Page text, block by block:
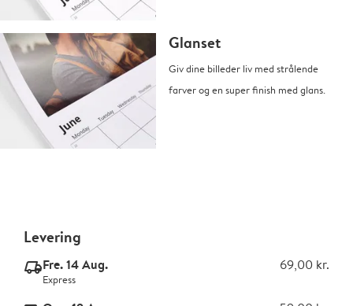
Glanset
Giv dine billeder liv med strålende
farver og en super finish med glans.
Levering
delivery_express_v2Fre. 14 Aug. 69,00 kr.
Express